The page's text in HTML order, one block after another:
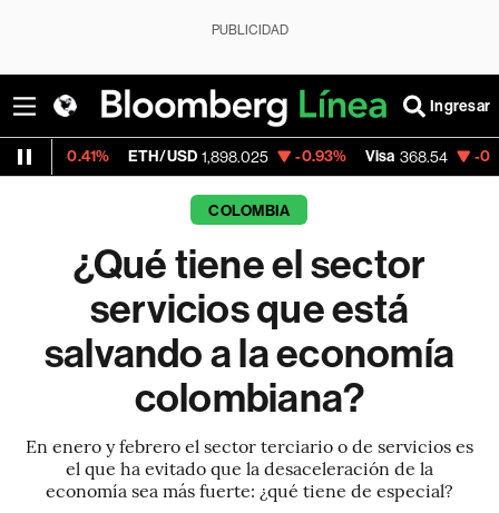
PUBLICIDAD
Ingresar
ETH/USD 1,898.025 -0.93% Visa 368.54 -0.28%
COLOMBIA
¿Qué tiene el sector
servicios que está
salvando a la economía
colombiana?
En enero y febrero el sector terciario o de servicios es
el que ha evitado que la desaceleración de la
economía sea más fuerte: ¿qué tiene de especial?